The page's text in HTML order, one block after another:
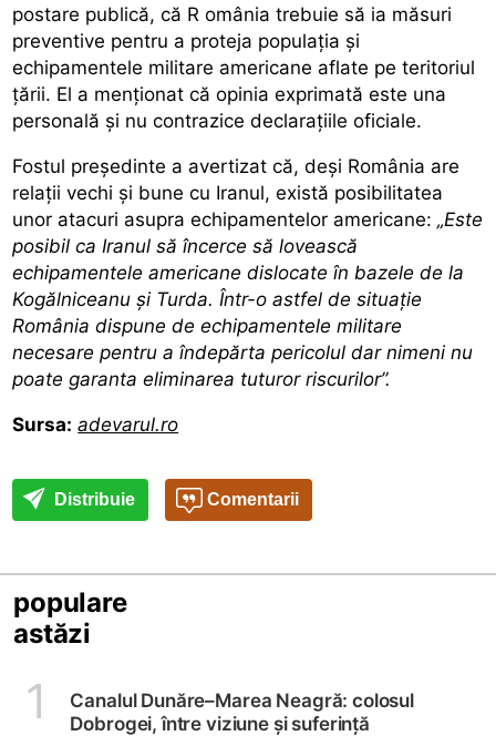
postare publică, că România trebuie să ia măsuri
preventive pentru a proteja populația și
echipamentele militare americane aflate pe teritoriul
țării. El a menționat că opinia exprimată este una
personală și nu contrazice declarațiile oficiale.
Fostul președinte a avertizat că, deși România are
relații vechi și bune cu Iranul, există posibilitatea
unor atacuri asupra echipamentelor americane:„Este
posibil ca Iranul să încerce să lovească
echipamentele americane dislocate în bazele de la
Kogălniceanu şi Turda. Într-o astfel de situaţie
România dispune de echipamentele militare
necesare pentru a îndepărta pericolul dar nimeni nu
poate garanta eliminarea tuturor riscurilor”.
Sursa: adevarul.ro
Distribuie Comentarii
populare
astăzi
1
Canalul Dunăre–Marea Neagră: colosul
Dobrogei, între viziune și suferință